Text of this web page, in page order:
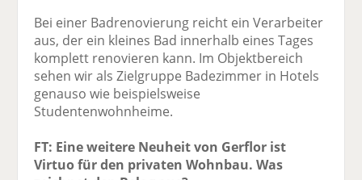
Bei einer Badrenovierung reicht ein Verarbeiter
aus, der ein kleines Bad innerhalb eines Tages
komplett renovieren kann. Im Objektbereich
sehen wir als Zielgruppe Badezimmer in Hotels
genauso wie beispielsweise
Studentenwohnheime.
FT: Eine weitere Neuheit von Gerflor ist
Virtuo für den privaten Wohnbau. Was